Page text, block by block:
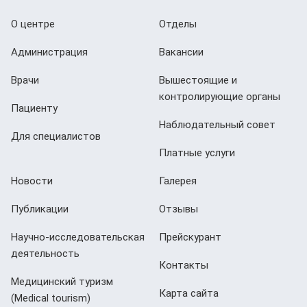
О центре
Администрация
Врачи
Пациенту
Для специалистов
Отделы
Вакансии
Вышестоящие и
контролирующие органы
Наблюдательный совет
Платные услуги
Новости
Публикации
Научно-исследовательская
деятельность
Медицинский туризм
(Мedical tourism)
Галерея
Отзывы
Прейскурант
Контакты
Карта сайта